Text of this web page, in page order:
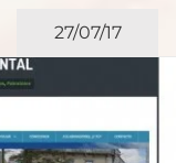
27/07/17